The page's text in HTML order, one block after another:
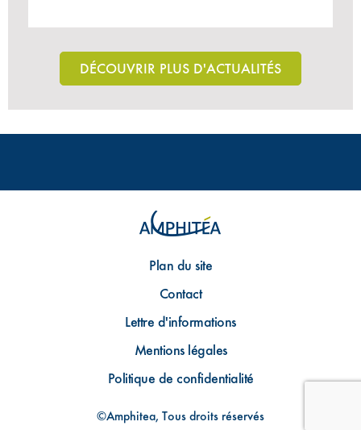
DÉCOUVRIR PLUS D'ACTUALITÉS
Plan du site
Contact
Lettre d'informations
Mentions légales
Politique de confidentialité
©Amphitea, Tous droits réservés